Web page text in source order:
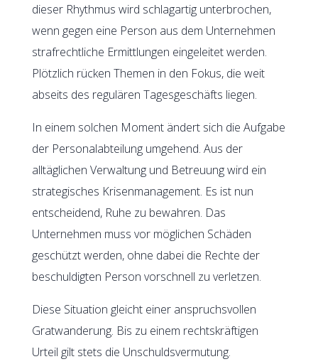
dieser Rhythmus wird schlagartig unterbrochen,
wenn gegen eine Person aus dem Unternehmen
strafrechtliche Ermittlungen eingeleitet werden.
Plötzlich rücken Themen in den Fokus, die weit
abseits des regulären Tagesgeschäfts liegen.
In einem solchen Moment ändert sich die Aufgabe
der Personalabteilung umgehend. Aus der
alltäglichen Verwaltung und Betreuung wird ein
strategisches Krisenmanagement. Es ist nun
entscheidend, Ruhe zu bewahren. Das
Unternehmen muss vor möglichen Schäden
geschützt werden, ohne dabei die Rechte der
beschuldigten Person vorschnell zu verletzen.
Diese Situation gleicht einer anspruchsvollen
Gratwanderung. Bis zu einem rechtskräftigen
Urteil gilt stets die Unschuldsvermutung.